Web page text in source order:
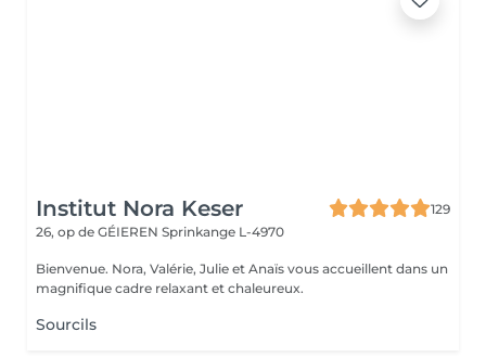
Institut Nora Keser
129
26, op de GÉIEREN Sprinkange L-4970
Bienvenue. Nora, Valérie, Julie et Anaïs vous accueillent dans un
magnifique cadre relaxant et chaleureux.
Sourcils